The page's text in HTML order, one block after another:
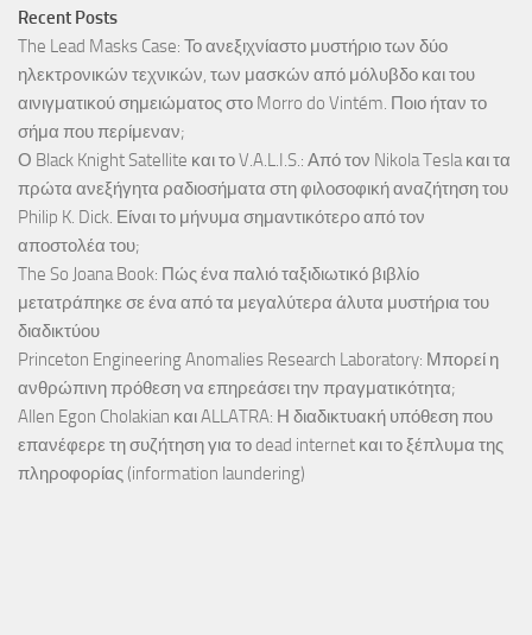
Recent Posts
The Lead Masks Case: Το ανεξιχνίαστο μυστήριο των δύο
ηλεκτρονικών τεχνικών, των μασκών από μόλυβδο και του
αινιγματικού σημειώματος στο Morro do Vintém. Ποιο ήταν το
σήμα που περίμεναν;
Ο Black Knight Satellite και το V.A.L.I.S.: Από τον Nikola Tesla και τα
πρώτα ανεξήγητα ραδιοσήματα στη φιλοσοφική αναζήτηση του
Philip K. Dick. Είναι το μήνυμα σημαντικότερο από τον
αποστολέα του;
The So Joana Book: Πώς ένα παλιό ταξιδιωτικό βιβλίο
μετατράπηκε σε ένα από τα μεγαλύτερα άλυτα μυστήρια του
διαδικτύου
Princeton Engineering Anomalies Research Laboratory: Μπορεί η
ανθρώπινη πρόθεση να επηρεάσει την πραγματικότητα;
Allen Egon Cholakian και ALLATRA: Η διαδικτυακή υπόθεση που
επανέφερε τη συζήτηση για το dead internet και το ξέπλυμα της
πληροφορίας (information laundering)